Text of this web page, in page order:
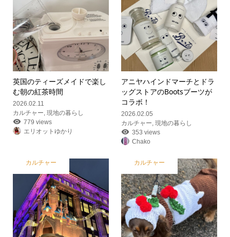
英国のティーズメイドで楽し
む朝の紅茶時間
2026.02.11
カルチャー, 現地の暮らし
779 views
エリオットゆかり
アニヤハインドマーチとドラ
ッグストアのBootsブーツが
コラボ！
2026.02.05
カルチャー,現地の暮らし
353 views
Chako
カルチャー カルチャー